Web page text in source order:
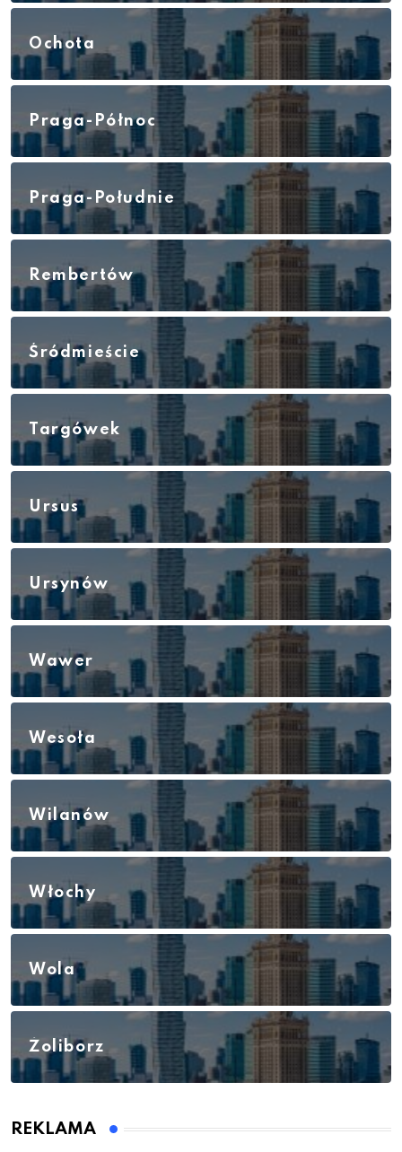
Ochota
Praga-Północ
Praga-Południe
Rembertów
Śródmieście
Targówek
Ursus
Ursynów
Wawer
Wesoła
Wilanów
Włochy
Wola
Żoliborz
REKLAMA